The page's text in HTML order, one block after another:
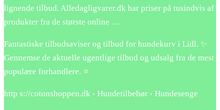
lignende tilbud. Alledagligvarer.dk har priser på tusindvis af
produkter fra de største online …
Fantastiske tilbudsaviser og tilbud for hundekurv i Lidl. ✨
Gennemse de aktuelle ugentlige tilbud og udsalg fra de mest
populære forhandlere. ⭐
http s://cotonshoppen.dk › Hundetilbehør › Hundesenge